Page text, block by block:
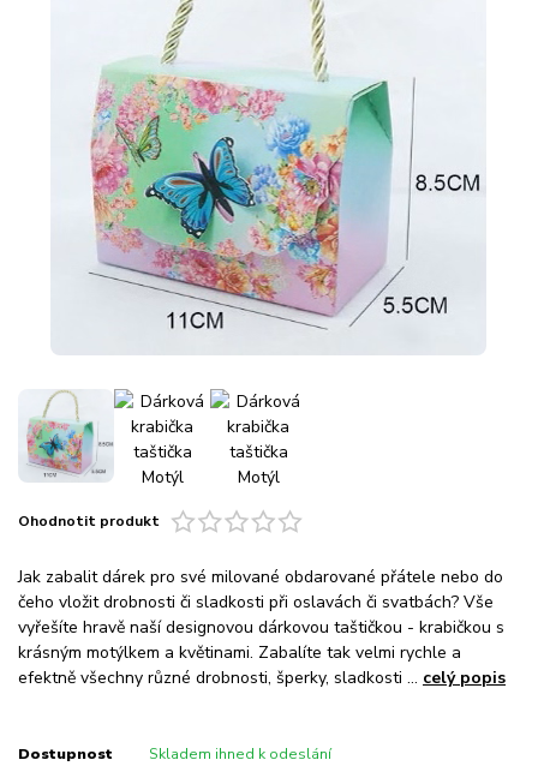
Ohodnotit produkt
Jak zabalit dárek pro své milované obdarované přátele nebo do
čeho vložit drobnosti či sladkosti při oslavách či svatbách? Vše
vyřešíte hravě naší designovou dárkovou taštičkou - krabičkou s
krásným motýlkem a květinami. Zabalíte tak velmi rychle a
efektně všechny různé drobnosti, šperky, sladkosti ... celý popis
Dostupnost Skladem ihned k odeslání